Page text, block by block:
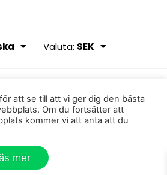
Valuta: SEK
att se till att vi ger dig den bästa
Om du fortsätter att
kommer vi att anta att du
mer